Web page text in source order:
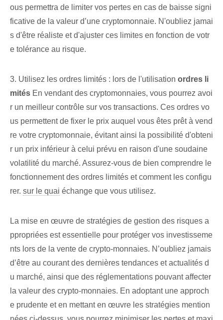
ous permettra de limiter vos pertes en cas de baisse signi
ficative de la valeur d’une cryptomonnaie. N'oubliez jamai
s d'être réaliste et d'ajuster ces limites en fonction de votr
e tolérance au risque.
3. Utilisez les ordres limités : lors de l'utilisation ordres li
mités En vendant des cryptomonnaies, vous pourrez avoi
r un meilleur contrôle sur vos transactions. Ces ordres vo
us permettent de fixer le prix auquel vous êtes prêt à vend
re votre cryptomonnaie, évitant ainsi la possibilité d'obteni
r un prix inférieur à celui prévu en raison d'une soudaine
volatilité du marché. Assurez-vous de bien comprendre le
fonctionnement des ordres limités et comment les configu
rer. sur le quai échange que vous utilisez.
La mise en œuvre de stratégies de gestion des risques a
ppropriées est essentielle pour protéger vos investisseme
nts lors de la vente de crypto-monnaies. N’oubliez jamais
d’être au courant des dernières tendances et actualités d
u marché, ainsi que des réglementations pouvant affecter
la valeur des crypto-monnaies. En adoptant une approch
e prudente et en mettant en œuvre les stratégies mention